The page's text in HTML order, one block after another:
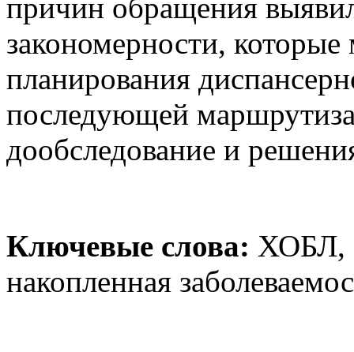
причин обращения
закономерности,
планирования
последующей
дообследование и
Ключевые слова: ХОБЛ,
накопленная